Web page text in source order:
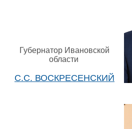
Губернатор Ивановской
области
С.С. ВОСКРЕСЕНСКИЙ